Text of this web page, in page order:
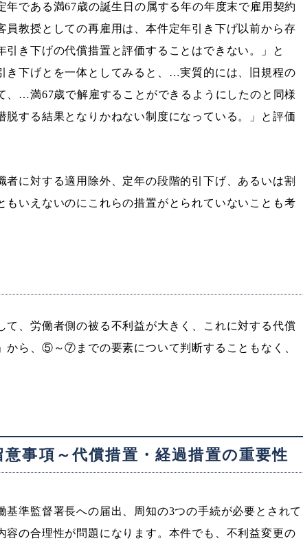
である満67歳の誕生日の属する年の年度末で雇用契約
教授としての再雇用は、本件定年引き下げ以前から存
き下げの代償措置と評価することはできない。」と
き下げとを一体としてみると、…実質的には、旧規程の
、…満67歳で解雇することができるようにしたのと同様
する結果となりかねない制度になっている。」と評価
に対する適用除外、定年の段階的引下げ、あるいは割
いえないのにこれらの措置がとられていないことも考
て、労働者側の被る不利益が大きく、これに対する代償
から、⑤～⑦までの要素について判断することもなく、
事項～代償措置・経過措置の重要性
準監督署長への届出、周知の3つの手続が必要とされて
の合理性が問題になります。本件でも、不利益変更の